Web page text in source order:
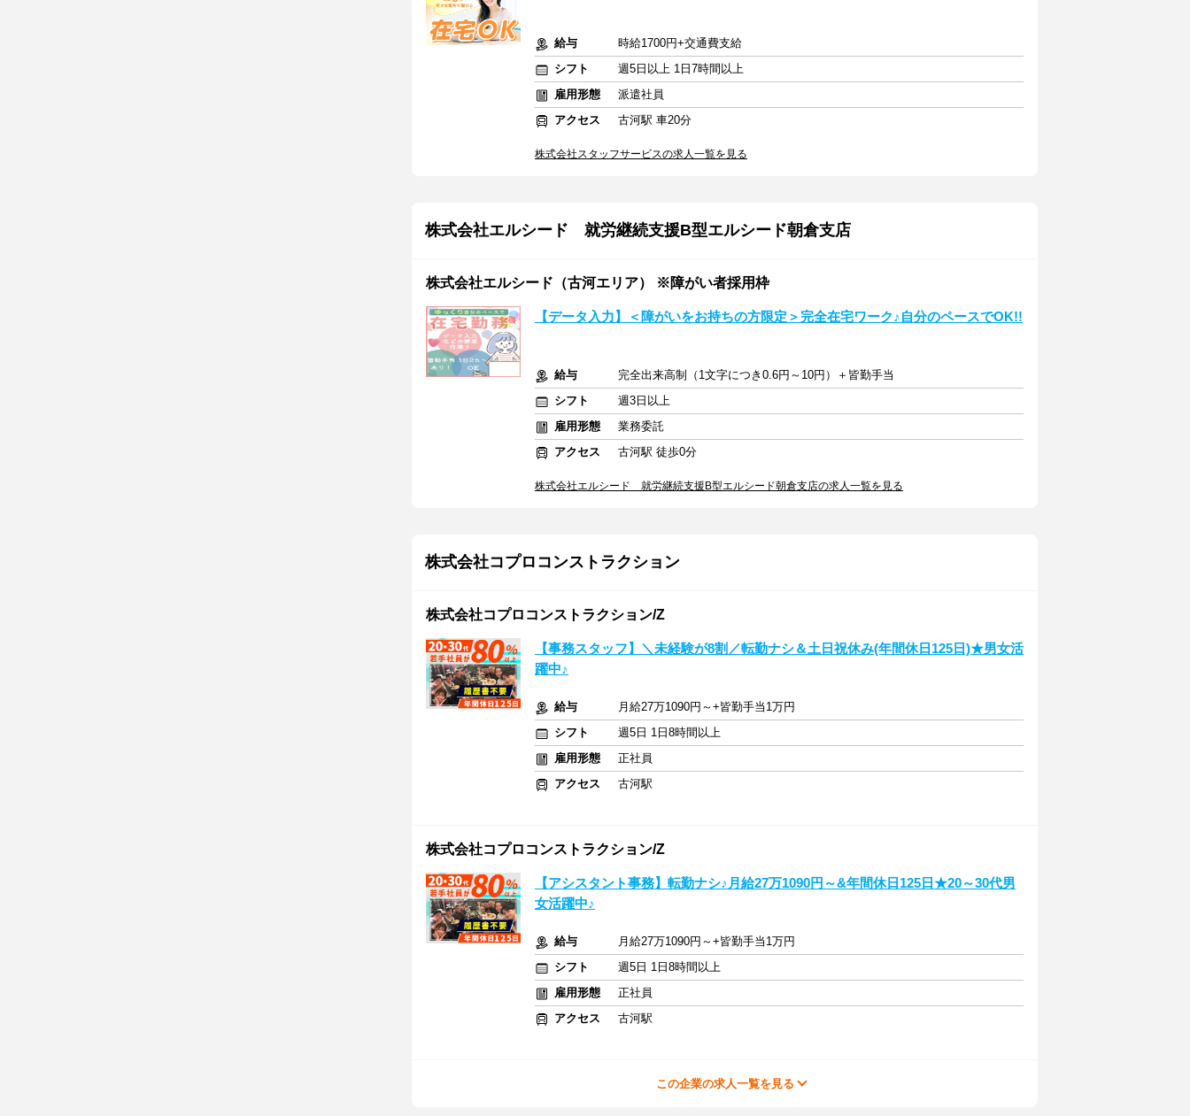
給与
時給1700円+交通費支給
シフト
週5日以上 1日7時間以上
雇用形態
派遣社員
アクセス
古河駅 車20分
株式会社スタッフサービスの求人一覧を見る
株式会社エルシード 就労継続支援B型エルシード朝倉支店
株式会社エルシード（古河エリア） ※障がい者採用枠
【データ入力】＜障がいをお持ちの方限定＞完全在宅ワーク♪自分のペースでOK!!
給与
完全出来高制（1文字につき0.6円～10円）＋皆勤手当
シフト
週3日以上
雇用形態
業務委託
アクセス
古河駅 徒歩0分
株式会社エルシード 就労継続支援B型エルシード朝倉支店の求人一覧を見る
株式会社コプロコンストラクション
株式会社コプロコンストラクション/Z
【事務スタッフ】＼未経験が8割／転勤ナシ＆土日祝休み(年間休日125日)★男女活
躍中♪
給与
月給27万1090円～+皆勤手当1万円
シフト
週5日 1日8時間以上
雇用形態
正社員
アクセス
古河駅
株式会社コプロコンストラクション/Z
【アシスタント事務】転勤ナシ♪月給27万1090円～&年間休日125日★20～30代男
女活躍中♪
給与
月給27万1090円～+皆勤手当1万円
シフト
週5日 1日8時間以上
雇用形態
正社員
アクセス
古河駅
この企業の求人一覧を見る